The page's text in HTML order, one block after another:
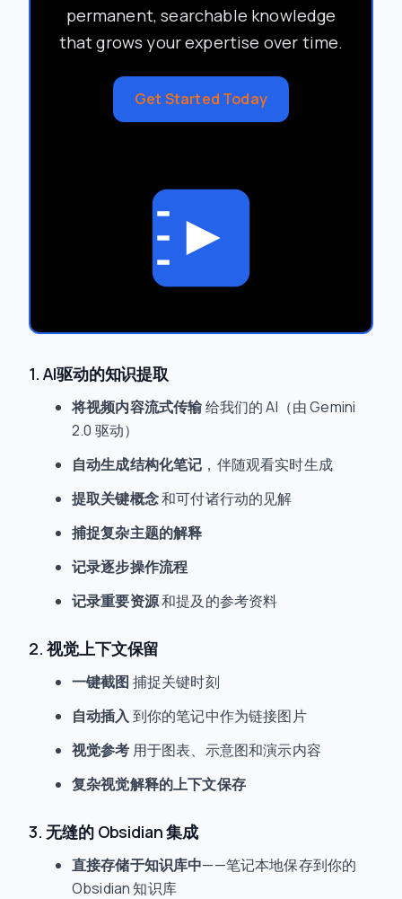
permanent, searchable knowledge
that grows your expertise over time.
Get Started Today
1. AI驱动的知识提取
将视频内容流式传输给我们的 AI（由 Gemini
2.0 驱动）
自动生成结构化笔记 ，伴随观看实时生成
提取关键概念和可付诸行动的见解
捕捉复杂主题的解释
记录逐步操作流程
记录重要资源和提及的参考资料
2. 视觉上下文保留
一键截图 捕捉关键时刻
自动插入 到你的笔记中作为链接图片
视觉参考 用于图表、示意图和演示内容
复杂视觉解释的上下文保存
3. 无缝的 Obsidian 集成
直接存储于知识库中——笔记本地保存到你的
Obsidian 知识库